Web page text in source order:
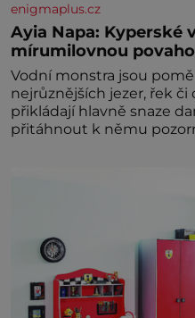
enigmaplus.cz
Ayia Napa: Kyperské
mírumilovnou
Vodní monstra jsou
nejrůznějších jezer, řek
přikládají hlavně snaze
přitáhnout k němu